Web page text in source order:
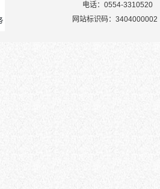
电话：0554-3310520
网站标识码：3404000002